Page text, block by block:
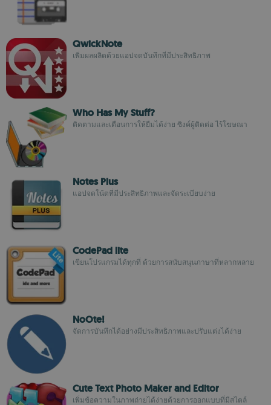
QwickNote
เพิ่มผลผลิตด้วยแอปจดบันทึกที่มีประสิทธิภาพ
Who Has My Stuff?
ติดตามและเตือนการให้ยืมได้ง่าย ซิงค์ผู้ติดต่อ ไร้โฆษณา
Notes Plus
แอปจดโน้ตที่มีประสิทธิภาพและจัดระเบียบง่าย
CodePad lite
เขียนโปรแกรมได้ทุกที่ ด้วยการสนับสนุนภาษาที่หลากหลาย
NoOte!
จัดการบันทึกได้อย่างมีประสิทธิภาพและปรับแต่งได้ง่าย
Cute Text Photo Maker and Editor
เพิ่มข้อความในภาพถ่ายได้ง่ายด้วยการออกแบบที่มีสไตล์